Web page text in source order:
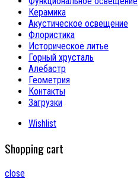
Керамика
Акустическое освещение
Флористика
Историческое литье
Горный хрусталь
Алебастр
Геометрия
Контакты
Загрузки
Wishlist
Shopping cart
close